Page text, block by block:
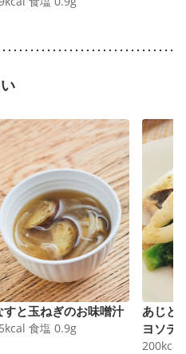
すと玉ねぎのお味噌汁
kcal 食塩 0.9g
あじと
ヨソテ
200kcal